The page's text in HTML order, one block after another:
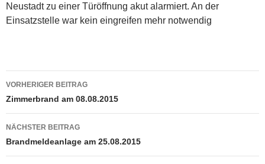
Neustadt zu einer Türöffnung akut alarmiert. An der
Einsatzstelle war kein eingreifen mehr notwendig
Beitragsnavigation
VORHERIGER BEITRAG
Zimmerbrand am 08.08.2015
NÄCHSTER BEITRAG
Brandmeldeanlage am 25.08.2015